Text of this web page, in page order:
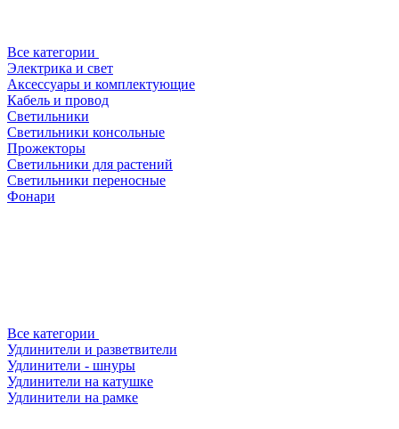
Все категории
Электрика и свет
Аксессуары и комплектующие
Кабель и провод
Светильники
Светильники консольные
Прожекторы
Светильники для растений
Светильники переносные
Фонари
Все категории
Удлинители и разветвители
Удлинители - шнуры
Удлинители на катушке
Удлинители на рамке